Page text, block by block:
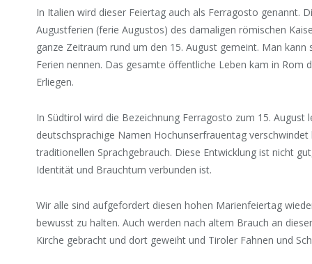
In Italien wird dieser Feiertag auch als Ferragosto genannt.
Augustferien (ferie Augustos) des damaligen römischen
ganze Zeitraum rund um den 15. August gemeint. Man kann
Ferien nennen. Das gesamte öffentliche Leben kam in Rom
Erliegen.
In Südtirol wird die Bezeichnung Ferragosto zum 15.
deutschsprachige Namen Hochunserfrauentag
traditionellen Sprachgebrauch. Diese Entwicklung ist nicht
Identität und Brauchtum verbunden ist.
Wir alle sind aufgefordert diesen hohen Marienfeiertag
bewusst zu halten. Auch werden nach altem Brauch an
Kirche gebracht und dort geweiht und Tiroler Fahnen und